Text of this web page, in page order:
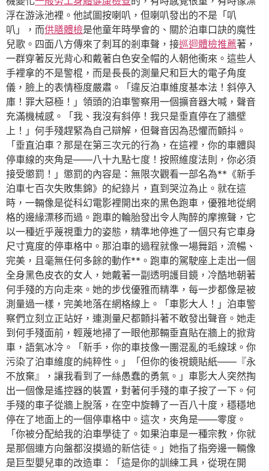
浮在游泳池裡。他試圖按喇叭，但喇叭發出的不是「叭
叭」，而供膳體檢是他童年時學會的、關於泊車口訣的魔性
兒歌。四面八方傳來了刺耳的剎車聲，接巡迴體檢推薦著，
一群穿著反光背心和戴著白色安全帽的人朝他衝來。這些人
手裡拿的不是警棍，而是長長的測量尺和巨大的電子角度
儀，臉上的表情極度嚴肅。「違反泊車維度基本法！斜停入
庫！罪大惡極！」領頭的泊車警察用一個擴音器大喊，聲音
充滿機械感。「我、我沒有斜停！我只是垂直停在了牆壁
上！」何手殘趕緊為自己辯解，但聲音因為恐懼而顫抖。
「垂直泊車？那是在第三次元的行為，在這裡，你的車體與
停車線的夾角是——八十九點七度！按照維度法則，你必須
接受懲罰！」懲罰的內容是：無限次觀看一部名為**《新手
泊車七百次失敗集錦》的紀錄片，直到哭泣為止。就在這
時，一輛像是從科幻電影裡開出來的黑色跑車，優雅地從網
格的邊緣漂移而過。跑車的輪胎發出令人陶醉的摩擦聲，它
以一種近乎蔑視重力的姿態，精準地停進了一個只有它車身
尺寸寬度的停車格中。那泊車的過程就像一場舞蹈，流暢、
完美，且毫無任何多餘的動作**。跑車的駕駛座上走出一個
全身黑色皮衣的女人，她戴著一副透明護目鏡，冷酷地朝著
何手殘的方向走來。她的步伐優雅而精準，每一步都像是被
測量過一樣，完美地落在網格線上。「車影大人！」泊車警
察們立刻立正站好，連測量尺都顫抖著不敢發出聲音。她走
到何手殘面前，輕蔑地掃了一眼他那輛垂直貼在牆上的掀背
車，語氣冰冷。「新手，你的車技像一團混亂的毛線球。你
污染了泊車維度的純粹性。」「但你的後視鏡貼紙——『永
不放棄』，讓我看到了一絲愚蠢的勇氣。」車影大人突然掏
出一個像是遙控器的裝置，對著何手殘的車子按了一下。何
手殘的車子從牆上脫落，在空中旋轉了一百八十度，穩穩地
停在了地面上的一個停車格中。這次，夾角是——零度。
「你被分配給我的泊車學徒了。如果泊車是一種宗教，你就
是那個連方向盤都沒摸過的新信徒。」她指了指旁邊一輛像
是巨型嬰兒車的改造車：「這是你的訓練工具，從現在開